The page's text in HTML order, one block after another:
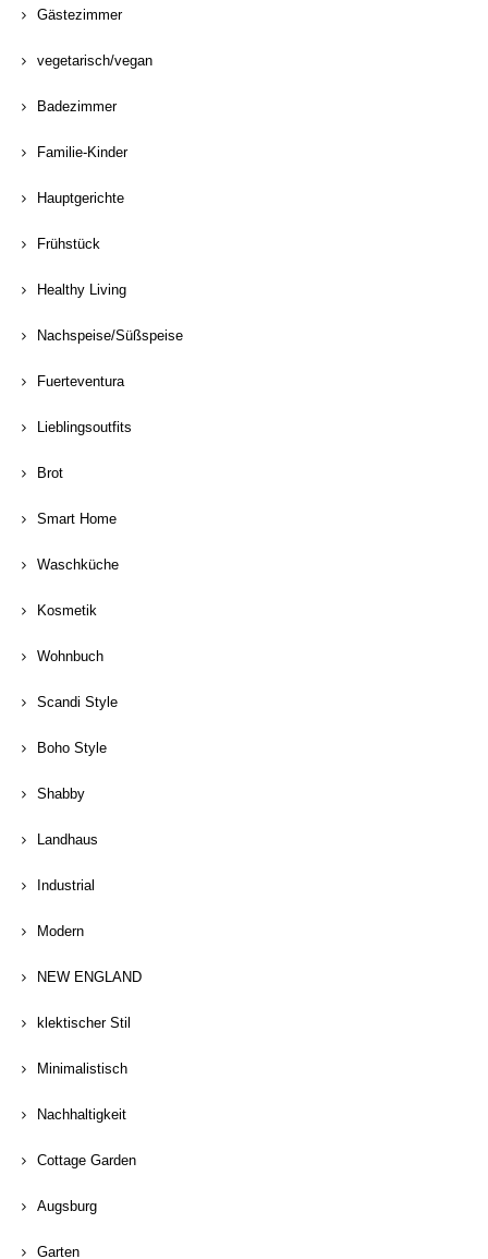
Gästezimmer
vegetarisch/vegan
Badezimmer
Familie-Kinder
Hauptgerichte
Frühstück
Healthy Living
Nachspeise/Süßspeise
Fuerteventura
Lieblingsoutfits
Brot
Smart Home
Waschküche
Kosmetik
Wohnbuch
Scandi Style
Boho Style
Shabby
Landhaus
Industrial
Modern
NEW ENGLAND
klektischer Stil
Minimalistisch
Nachhaltigkeit
Cottage Garden
Augsburg
Garten